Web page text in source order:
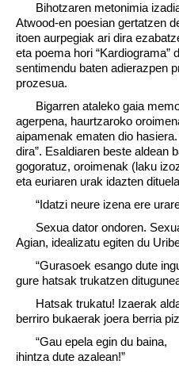
Bihotzaren metonimia
Atwood-en poesian gertatzen
itoen aurpegiak ari dira
eta poema hori “Kardiograma”
sentimendu baten adierazpen
prozesua.
Bigarren ataleko gaia
agerpena, haurtzaroko
aipamenak ematen dio
dira”. Esaldiaren beste aldean
gogoratuz, oroimenak (laku
eta euriaren urak idazten
“Idatzi neure izena ere
Sexua dator ondoren.
Agian, idealizatu egiten du
“Gurasoek esango dute
gure hatsak trukatzen
Hatsak trukatu! Izaerak
berriro bukaerak joera berria
“Gau epela egin du baina,
ihintza dute azalean!”